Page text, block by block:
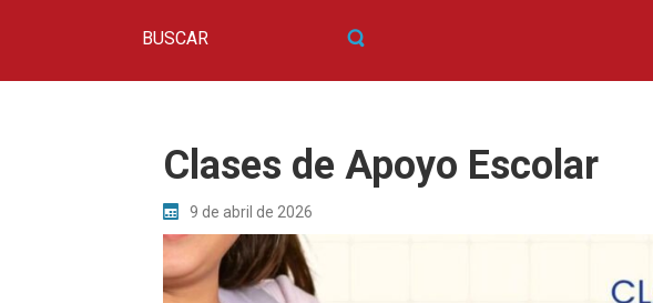
Clases de Apoyo Escolar
9 de abril de 2026